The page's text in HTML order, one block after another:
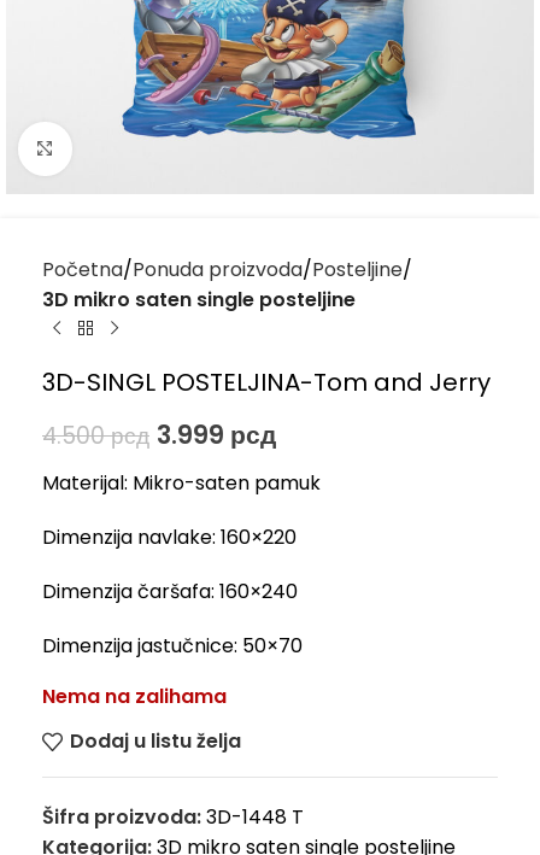
Kliknite za uvećanje
Početna Ponuda proizvoda Posteljine
3D mikro saten single posteljine
3D-SINGL POSTELJINA-Tom and Jerry
4.500рсд 3.999 рсд
Materijal: Mikro-saten pamuk
Dimenzija navlake: 160×220
Dimenzija čaršafa: 160×240
Dimenzija jastučnice: 50×70
Nema na zalihama
Dodaj u listu želja
Šifra proizvoda:3D-1448 T
Kategorija:3D mikro saten single posteljine